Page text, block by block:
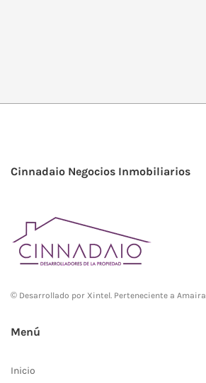
Cinnadaio Negocios Inmobiliarios
© Desarrollado por Xintel . Perteneciente a Amaira.
Menú
Inicio